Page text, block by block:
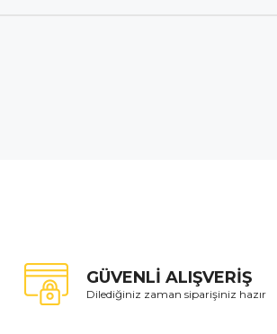
GÜVENLİ ALIŞVERİŞ
Dilediğiniz zaman siparişiniz hazır